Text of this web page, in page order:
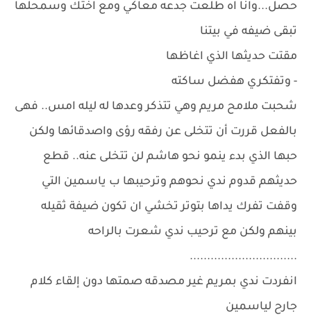
حصل...وانا اه طلعت جدعه معاكي ومع اختك وسمحلها
تبقى ضيفه في بيتنا
مقتت حديثها الذي اغاظها
- وتفتكري هفضل ساكته
شحبت ملامح مريم وهي تتذكر وعدها له ليله امس.. فهى
بالفعل قررت أن تتخلى عن رفقه رؤى واصدقائها ولكن
حبها الذي بدء ينمو نحو هاشم لن تتخلى عنه.. قطع
حديثهم قدوم ندي نحوهم وترحيبها ب ياسمين التي
وقفت تفرك يداها بتوتر تخشي ان تكون ضيفة ثقيله
بينهم ولكن مع ترحيب ندي شعرت بالراحه
...............................
انفردت ندي بمريم غير مصدقه صمتها دون إلقاء كلام
جارح لياسمين